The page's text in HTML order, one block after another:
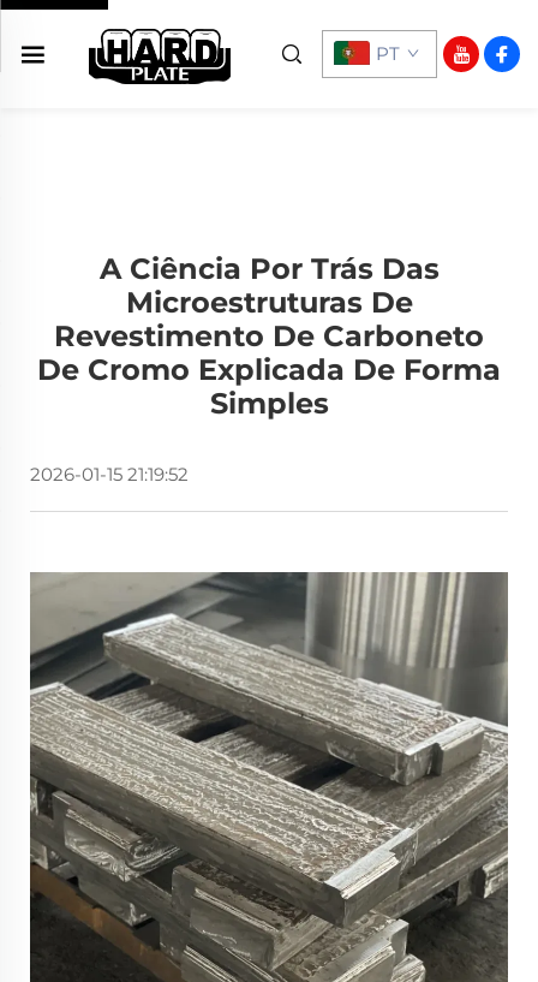
PT
A Ciência Por Trás Das
Microestruturas De
Revestimento De Carboneto
De Cromo Explicada De Forma
Simples
2026-01-15 21:19:52